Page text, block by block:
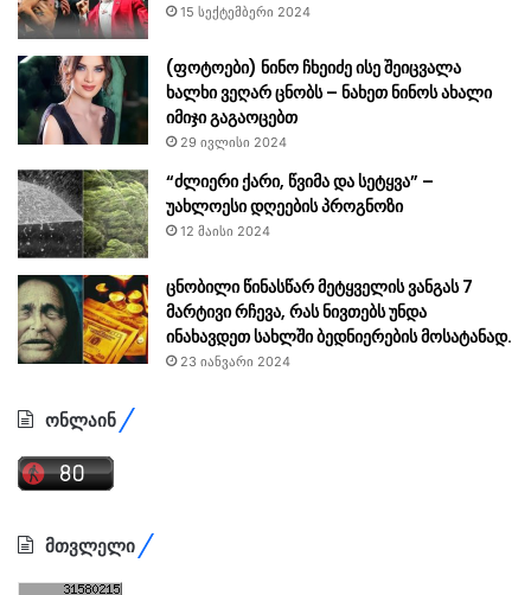
15 სექტემბერი 2024
(ფოტოები) ნინო ჩხეიძე ისე შეიცვალა
ხალხი ვეღარ ცნობს – ნახეთ ნინოს ახალი
იმიჯი გაგაოცებთ
29 ივლისი 2024
“ძლიერი ქარი, წვიმა და სეტყვა” –
უახლოესი დღეების პროგნოზი
12 მაისი 2024
ცნობილი წინასწარ მეტყველის ვანგას 7
მარტივი რჩევა, რას ნივთებს უნდა
ინახავდეთ სახლში ბედნიერების მოსატანად.
23 იანვარი 2024
ონლაინ
მთვლელი